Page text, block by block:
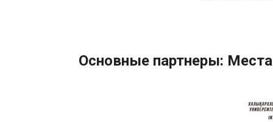
Основные партнеры: